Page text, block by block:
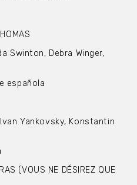
Swinton, Debra Winger,
española
Yankovsky, Konstantin
(VOUS NE DÉSIREZ QUE